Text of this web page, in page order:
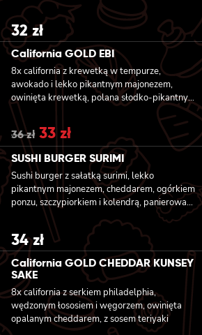
32zł
California GOLD EBI
8x california z krewetką w tempurze,
awokado i lekko pikantnym majonezem,
owinięta krewetką, polana słodko-pikantnym
sosem i posypana kolendrą
36zł Original
price
was:
36 zł.
33 zł Current
price
is:
33 zł.
SUSHI BURGER SURIMI
Sushi burger z sałatką surimi, lekko
pikantnym majonezem, cheddarem, ogórkiem
ponzu, szczypiorkiem i kolendrą, panierowany
w chrupiącej panko
34zł
California GOLD CHEDDAR KUNSEY
SAKE
8x california z serkiem philadelphia,
wędzonym łososiem i węgorzem, owinięta
opalanym cheddarem, z sosem teriyaki